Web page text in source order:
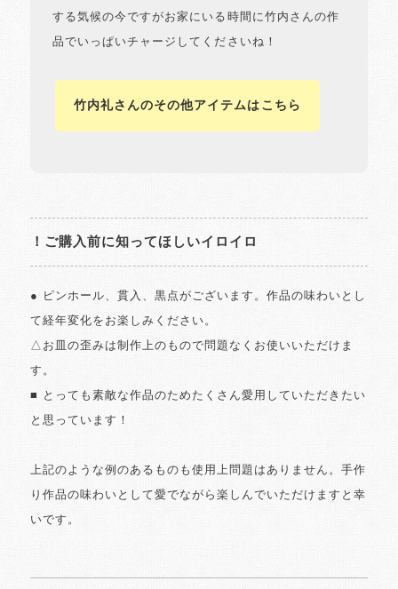
する気候の今ですがお家にいる時間に竹内さんの作
品でいっぱいチャージしてくださいね！
竹内礼さんのその他アイテムはこちら
！ご購入前に知ってほしいイロイロ
● ピンホール、貫入、黒点がございます。作品の味わいとし
て経年変化をお楽しみください。
△お皿の歪みは制作上のもので問題なくお使いいただけま
す。
■ とっても素敵な作品のためたくさん愛用していただきたい
と思っています！
上記のような例のあるものも使用上問題はありません。手作
り作品の味わいとして愛でながら楽しんでいただけますと幸
いです。